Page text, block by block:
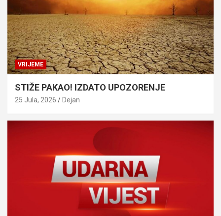
VRIJEME
STIŽE PAKAO! IZDATO UPOZORENJE
25 Jula, 2026 Dejan